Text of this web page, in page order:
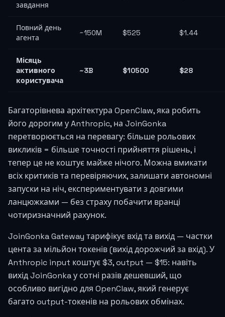
завдання
Повний день
агента
~150M $525 $1.44
Місяць
активного
користувача
~3B $10500 $28
Багаторівнева архітектура OpenClaw, яка робить
його дорогим у Anthropic, на JoinGonka
перетворюється на перевагу: більше рольових
викликів = більше точності прийняття рішень, і
тепер це не коштує майже нічого. Можна вмикати
всіх критиків та перевіряючих, залишати автономні
запуски на ніч, експериментувати з довгими
ланцюжками — без страху побачити вранці
чотиризначний рахунок.
JoinGonka Gateway тарифікує вхід та вихід — частки
цента за мільйон токенів (вихід дорожчий за вхід). У
Anthropic input коштує $3, output — $15: навіть
вихід JoinGonka у сотні разів дешевший, що
особливо вигідно для OpenClaw, який генерує
багато output-токенів на рольових обмінах.